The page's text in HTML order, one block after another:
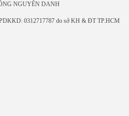
NGUYỄN DANH
0312717787 do sở KH & ĐT TP.HCM